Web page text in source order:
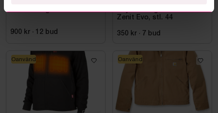
900 kr · 12 bud
Zenit Evo, stl. 44
350 kr · 7 bud
Oanvänd Oanvänd